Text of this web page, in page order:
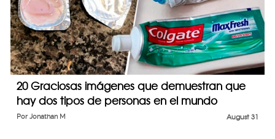
20 Graciosas imágenes que demuestran que
hay dos tipos de personas en el mundo
August 31
Por Jonathan M